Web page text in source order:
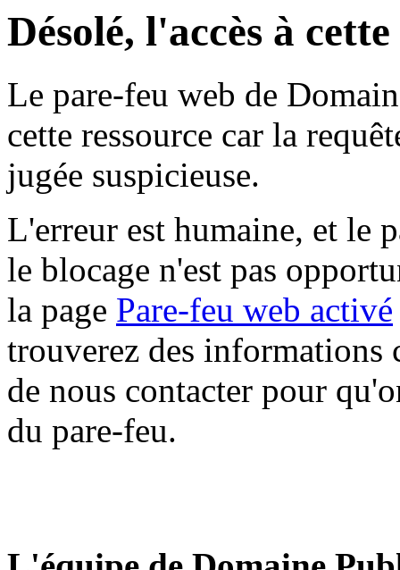
Désolé, l'accès à
Le pare-feu web de
cette ressource car la
jugée suspicieuse.
L'erreur est humaine, et le
le blocage n'est pas
la page Pare-feu web activé
trouverez des informations
de nous contacter pour
du pare-feu.